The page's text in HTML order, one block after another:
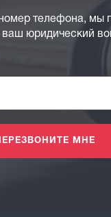
телефона, мы
юридический
МНЕ